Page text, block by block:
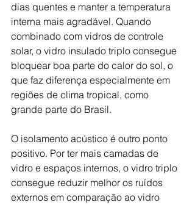
dias quentes e manter a temperatura
interna mais agradável. Quando
combinado com vidros de controle
solar, o vidro insulado triplo consegue
bloquear boa parte do calor do sol, o
que faz diferença especialmente em
regiões de clima tropical, como
grande parte do Brasil.
O isolamento acústico é outro ponto
positivo. Por ter mais camadas de
vidro e espaços internos, o vidro triplo
consegue reduzir melhor os ruídos
externos em comparação ao vidro